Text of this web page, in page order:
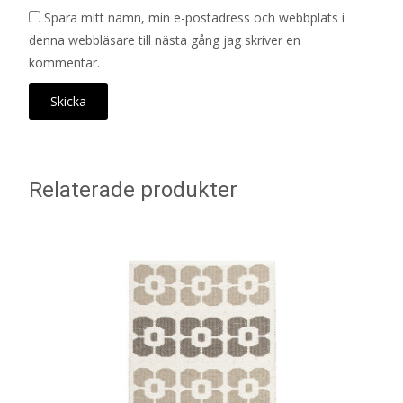
Spara mitt namn, min e-postadress och webbplats i
denna webbläsare till nästa gång jag skriver en
kommentar.
Relaterade produkter